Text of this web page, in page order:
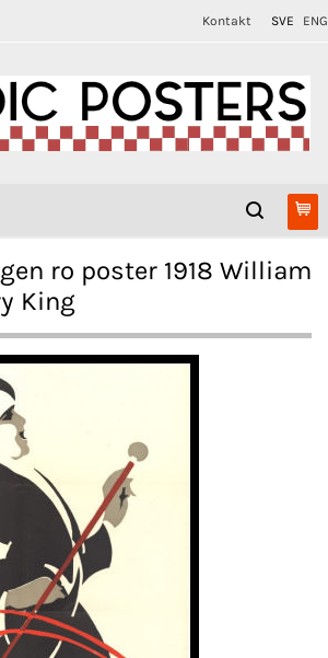
Kontakt SVE ENG
ro poster 1918 William
King